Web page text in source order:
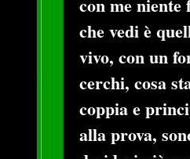
che vedi è
vivo, con un
cerchi, cosa
coppia e
alla prova,